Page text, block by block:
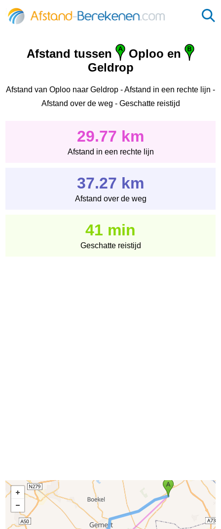
Afstand tussen
Oploo en
Geldrop
Afstand van Oploo naar Geldrop - Afstand in een rechte lijn -
Afstand over de weg - Geschatte reistijd
29.77 km
Afstand in een rechte lijn
37.27 km
Afstand over de weg
41 min
Geschatte reistijd